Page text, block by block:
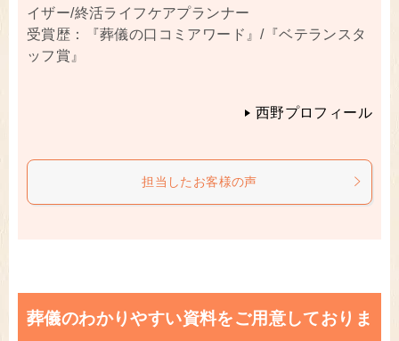
イザー/終活ライフケアプランナー
受賞歴：『葬儀の口コミアワード』/『ベテランスタ
ッフ賞』
西野プロフィール
担当したお客様の声
葬儀のわかりやすい資料をご用意しておりま